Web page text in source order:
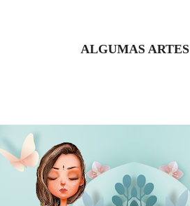
ALGUMAS ARTES